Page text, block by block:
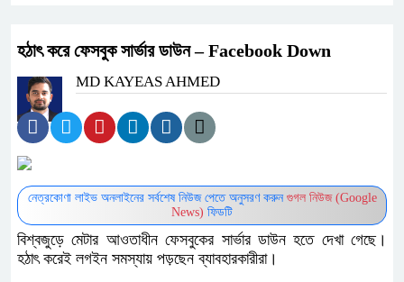
হঠাৎ করে ফেসবুক সার্ভার ডাউন – Facebook Down
MD KAYEAS AHMED
নেত্রকোণা লাইভ অনলাইনের সর্বশেষ নিউজ পেতে অনুসরণ করুন গুগল নিউজ (Google
News) ফিডটি
বিশ্বজুড়ে মেটার আওতাধীন ফেসবুকের সার্ভার ডাউন হতে দেখা গেছে।
হঠাৎ করেই লগইন সমস্যায় পড়ছেন ব্যাবহারকারীরা।